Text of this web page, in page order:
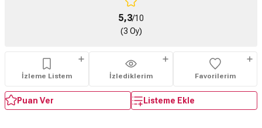
5,3/10
(3 Oy)
İzleme Listem İzlediklerim Favorilerim
Puan Ver Listeme Ekle